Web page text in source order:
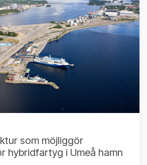
som möjliggör
hybridfartyg i Umeå hamn